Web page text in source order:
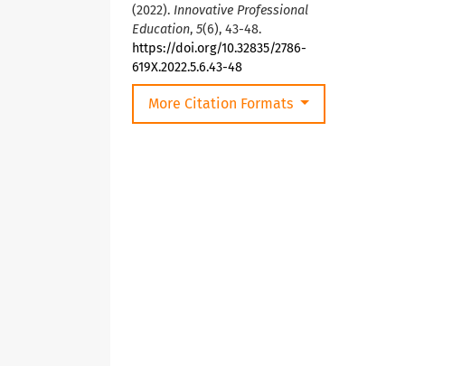
(2022). Innovative Professional
Education, 5(6), 43-48.
https://doi.org/10.32835/2786-
619X.2022.5.6.43-48
More Citation Formats